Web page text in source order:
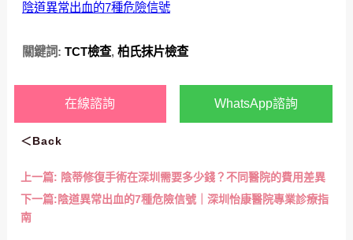
陰道異常出血的7種危險信號
關鍵詞: TCT檢查, 柏氏抹片檢查
在線諮詢 WhatsApp諮詢
＜Back
上一篇: 陰蒂修復手術在深圳需要多少錢？不同醫院的費用差異
下一篇:陰道異常出血的7種危險信號｜深圳怡康醫院專業診療指
南